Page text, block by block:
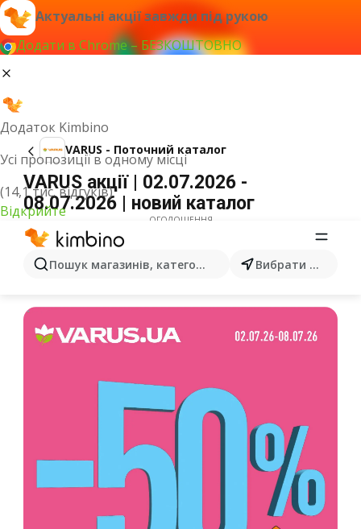
Актуальні акції завжди під рукою
Додати в Chrome – БЕЗКОШТОВНО
Додаток Kimbino
Усі пропозиції в одному місці
(14,1 тис. відгуків)
Відкрийте
Пошук магазинів, категорій, товарів... Вибрати місто
VARUS - Поточний каталог
VARUS акції | 02.07.2026 -
08.07.2026 | новий каталог
ОГОЛОШЕННЯ